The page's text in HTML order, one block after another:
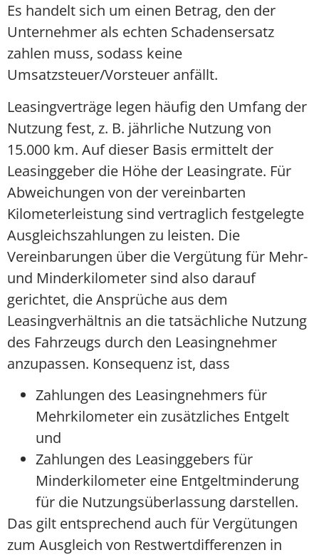
Es handelt sich um einen Betrag, den der
Unternehmer als echten Schadensersatz
zahlen muss, sodass keine
Umsatzsteuer/Vorsteuer anfällt.
Leasingverträge legen häufig den Umfang der
Nutzung fest, z. B. jährliche Nutzung von
15.000 km. Auf dieser Basis ermittelt der
Leasinggeber die Höhe der Leasingrate. Für
Abweichungen von der vereinbarten
Kilometerleistung sind vertraglich festgelegte
Ausgleichszahlungen zu leisten. Die
Vereinbarungen über die Vergütung für Mehr-
und Minderkilometer sind also darauf
gerichtet, die Ansprüche aus dem
Leasingverhältnis an die tatsächliche Nutzung
des Fahrzeugs durch den Leasingnehmer
anzupassen. Konsequenz ist, dass
Zahlungen des Leasingnehmers für
Mehrkilometer ein zusätzliches Entgelt
und
Zahlungen des Leasinggebers für
Minderkilometer eine Entgeltminderung
für die Nutzungsüberlassung darstellen.
Das gilt entsprechend auch für Vergütungen
zum Ausgleich von Restwertdifferenzen in